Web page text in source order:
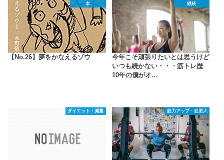
本
【No.26】夢をかなえるゾウ
継続
今年こそ頑張りたいとは思うけど
いつも続かない・・・筋トレ歴
10年の僕がオ…
ダイエット・減量 筋力アップ・筋肥大